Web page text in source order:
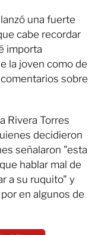
una fuerte
cabe recordar
importa
la joven como de
sobre
Rivera Torres
decidieron
señalaron "esta
hablar mal de
a su ruquito" y
en algunos de